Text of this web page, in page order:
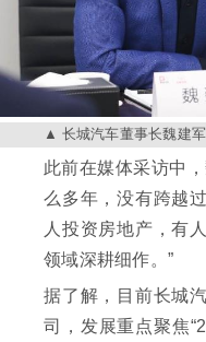
长城汽车董事长魏建军
此前在媒体采访中
么多年，没有跨越
人投资房地产，有
领域深耕细作。”
据了解，目前长城
司，发展重点聚焦